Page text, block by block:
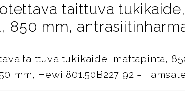
taittuva tukikaide,
850 mm,
taittuva tukikaide, mattapinta,
mm, Hewi 801.50B227 92 – Tamsale